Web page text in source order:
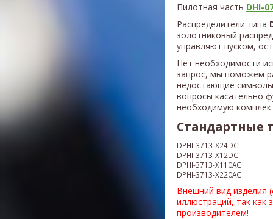
Пилотная часть DHI-
Распределители типа
золотниковый
управляют пуском,
Нет необходимости
запрос, мы поможем
недостающие
вопросы касательно
необходимую
Стандартные
DPHI-3713-X24DC
DPHI-3713-X12DC
DPHI-3713-X110AC
DPHI-3713-X220AC
Внешний вид изделия
иллюстраций, так как
производителем!